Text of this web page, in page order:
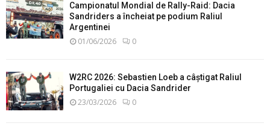
Campionatul Mondial de Rally-Raid: Dacia
Sandriders a încheiat pe podium Raliul
Argentinei
01/06/2026 0
W2RC 2026: Sebastien Loeb a câștigat Raliul
Portugaliei cu Dacia Sandrider
23/03/2026 0